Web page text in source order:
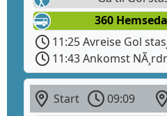
360
11:25 Avreise Gol
11:43 Ankomst
Start 09:09